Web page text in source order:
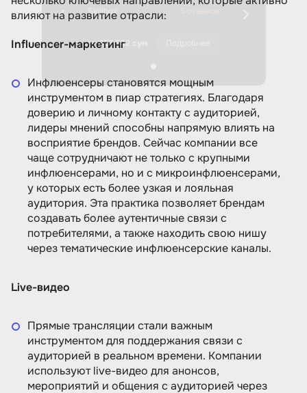
влияют на развитие отрасли:
Influencer-маркетинг
Инфлюенсеры становятся мощным
инструментом в пиар стратегиях. Благодаря
доверию и личному контакту с аудиторией,
лидеры мнений способны напрямую влиять на
восприятие брендов. Сейчас компании все
чаще сотрудничают не только с крупными
инфлюенсерами, но и с микроинфлюенсерами,
у которых есть более узкая и лояльная
аудитория. Эта практика позволяет брендам
создавать более аутентичные связи с
потребителями, а также находить свою нишу
через тематические инфлюенсерские каналы.
Live-видео
Прямые трансляции стали важным
инструментом для поддержания связи с
аудиторией в реальном времени. Компании
используют live-видео для анонсов,
мероприятий и общения с аудиторией через
5 отзывов
Подробнее
Skillbox
от 859 502 сум